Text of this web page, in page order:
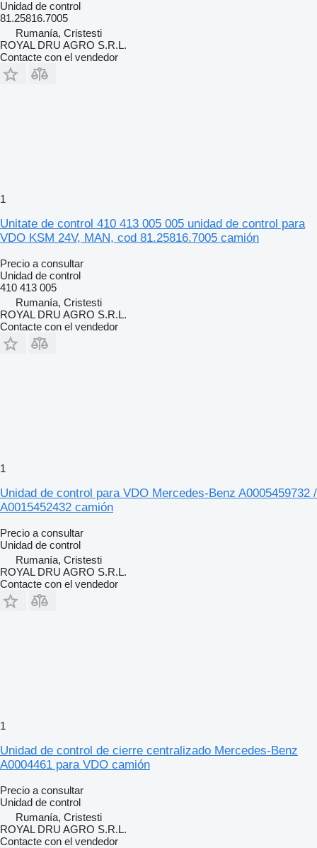
Unidad de control
81.25816.7005
Rumanía, Cristesti
ROYAL DRU AGRO S.R.L.
Contacte con el vendedor
1
Unitate de control 410 413 005 005 unidad de control para
VDO KSM 24V, MAN, cod 81.25816.7005 camión
Precio a consultar
Unidad de control
410 413 005
Rumanía, Cristesti
ROYAL DRU AGRO S.R.L.
Contacte con el vendedor
1
Unidad de control para VDO Mercedes-Benz A0005459732 /
A0015452432 camión
Precio a consultar
Unidad de control
Rumanía, Cristesti
ROYAL DRU AGRO S.R.L.
Contacte con el vendedor
1
Unidad de control de cierre centralizado Mercedes-Benz
A0004461 para VDO camión
Precio a consultar
Unidad de control
Rumanía, Cristesti
ROYAL DRU AGRO S.R.L.
Contacte con el vendedor